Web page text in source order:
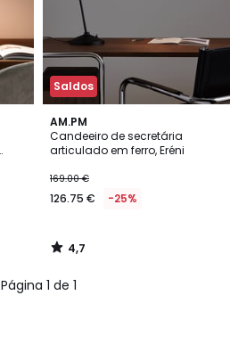
Saldos
AM.PM
Candeeiro de secretária
articulado em ferro, Eréni
169.00 €
126.75 € -25%
4,7
/ 5
4,7
/
Página 1 de 1